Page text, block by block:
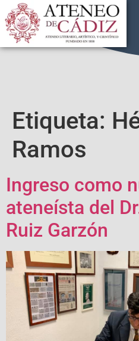
Etiqueta:
Ramos
Ingreso como
ateneísta del
Ruiz Garzón